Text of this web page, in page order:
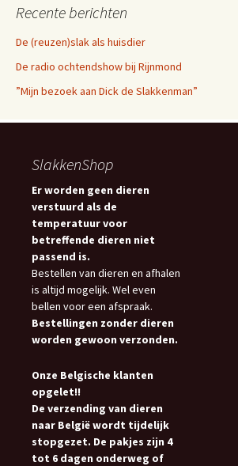
Recente berichten
De (reuzen)slak als huisdier
De radio ochtendshow bij Rijnmond
”Mijn bezoek aan Dick de Slakkenman”
SlakkenShop
Er worden geen dieren
verstuurd als de
temperatuur voor
betreffende dieren niet
passend is.
Bestellen van dieren en afhalen
is altijd mogelijk. Wel even
bellen voor een afspraak.
Bestellingen zonder dieren
worden gewoon verzonden.
Onze Belgische klanten
opgelet!!
De verzending van dieren
naar België wordt tijdelijk
stopgezet. De pakjes zijn 4
tot 6 dagen onderweg of